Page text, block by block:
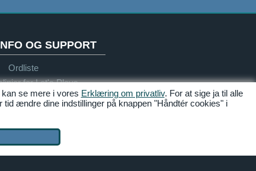
OG SUPPORT
Ordliste
for Let's Plays
Support
se mere i vores Erklæring om privatliv. For at sige ja til alle
ændre dine indstillinger på knappen "Håndtér cookies" i